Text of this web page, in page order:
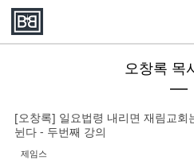
오창록 목
[오창록] 일요법령 내리면 재림교회
뉜다 - 두번째 강의
제임스
Sketchbook5,
Sketchbook5,
Sketchbook5,
Sketchbook5,